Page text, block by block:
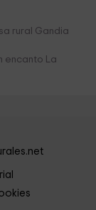
rural Gandia
encanto La